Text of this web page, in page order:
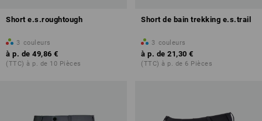
Short e.s.roughtough
3 couleurs
à p. de 49,86 €
(TTC) à p. de 10 Pièces
Short de bain trekking e.s.trail
3 couleurs
à p. de 21,30 €
(TTC) à p. de 6 Pièces